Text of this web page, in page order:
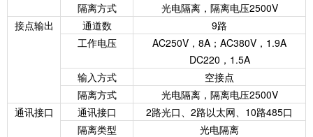
隔离方式
光电隔离，隔离电压2500V
接点输出
通道数
9路
工作电压
AC250V，8A；AC380V，1.9A
DC220，1.5A
输入方式
空接点
隔离方式
光电隔离，隔离电压2500V
通讯接口
通讯接口
2路光口、2路以太网、10路485口
隔离类型
光电隔离